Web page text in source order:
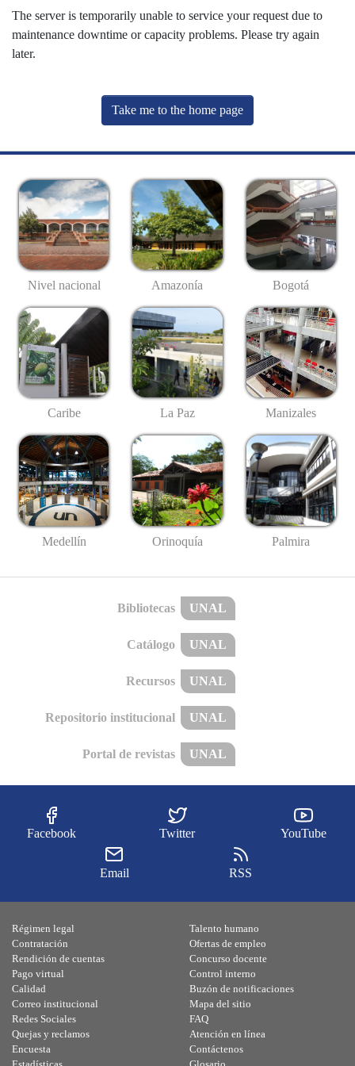
The server is temporarily unable to service your request due to
maintenance downtime or capacity problems. Please try again
later.
Take me to the home page
Nivel nacional Amazonía Bogotá
Caribe La Paz Manizales
Medellín Orinoquía Palmira
Bibliotecas UNAL
Catálogo UNAL
Recursos UNAL
Repositorio institucional UNAL
Portal de revistas UNAL
Facebook Twitter YouTube
Email RSS
Régimen legal
Contratación
Rendición de cuentas
Pago virtual
Calidad
Talento humano
Ofertas de empleo
Concurso docente
Control interno
Buzón de notificaciones
Correo institucional
Redes Sociales
Quejas y reclamos
Encuesta
Mapa del sitio
FAQ
Atención en línea
Contáctenos